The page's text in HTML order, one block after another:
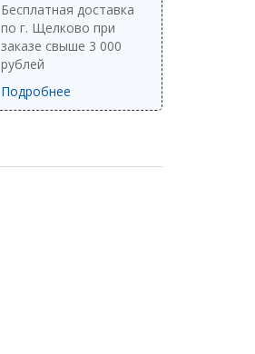
Бесплатная доставка
по г. Щелково при
заказе свыше 3 000
рублей
Подробнее